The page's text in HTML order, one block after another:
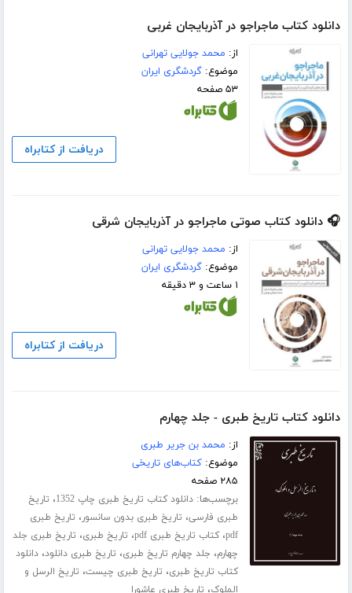
دانلود کتاب ماجراجو در آذربایجان غربی
از: محمد جولایی تهرانی
موضوع:گردشگری ایران
۵۳ صفحه
دریافت از کتابراه
🎧 دانلود کتاب صوتی ماجراجو در آذربایجان شرقی
از: محمد جولایی تهرانی
موضوع:گردشگری ایران
۱ ساعت و ۳ دقیقه
دریافت از کتابراه
دانلود کتاب تاریخ طبری - جلد چهارم
از: محمد بن جریر طبری
موضوع:کتاب‌های تاریخی
۲۸۵ صفحه
برچسب‌ها:دانلود کتاب تاریخ طبری چاپ 1352 ، تاریخ
طبری فارسی، تاریخ طبری بدون سانسور، تاریخ طبری
pdf،کتاب تاریخ طبری pdf ، تاریخ طبری، تاریخ طبری جلد
چهارم، جلد چهارم تاریخ طبری، تاریخ طبری دانلود،دانلود
کتاب تاریخ طبری، تاریخ طبری چیست، تاریخ الرسل و
الملوک، تاریخ طبری عاشورا